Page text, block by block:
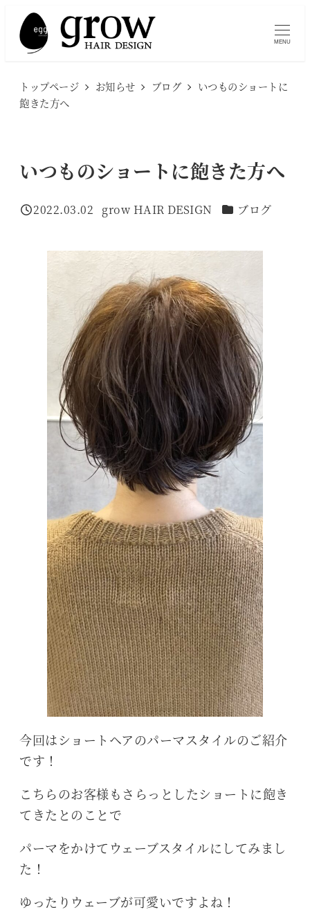
MENU
トップページ お知らせ ブログ
いつものショートに
飽きた方へ
いつものショートに飽きた方へ
投稿日
2022.03.02
著
grow HAIR DESIGN カテゴリー
ブログ
今回はショートヘアのパーマスタイルのご紹介
です！
こちらのお客様もさらっとしたショートに飽き
てきたとのことで
パーマをかけてウェーブスタイルにしてみまし
た！
ゆったりウェーブが可愛いですよね！